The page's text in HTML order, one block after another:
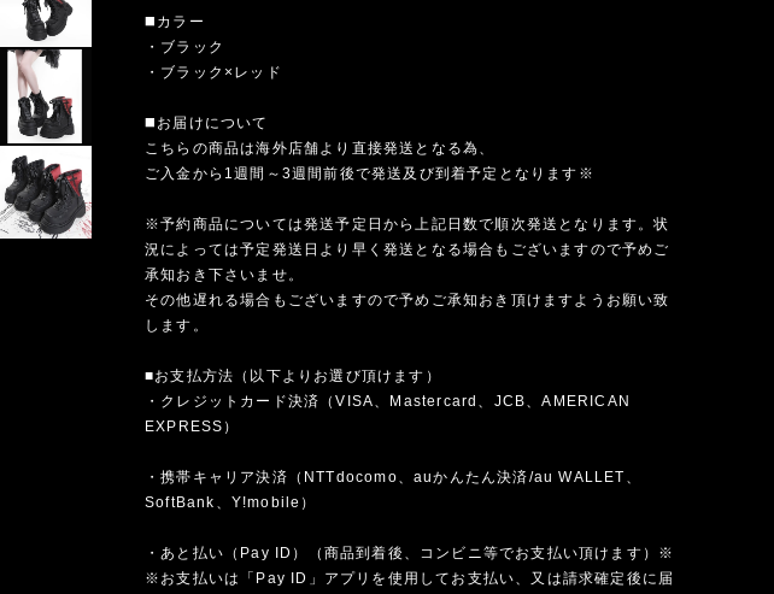
◼️カラー
・ブラック
・ブラック×レッド
◼️お届けについて
こちらの商品は海外店舗より直接発送となる為、
ご入金から1週間～3週間前後で発送及び到着予定となります※
※予約商品については発送予定日から上記日数で順次発送となります。状
況によっては予定発送日より早く発送となる場合もございますので予めご
承知おき下さいませ。
その他遅れる場合もございますので予めご承知おき頂けますようお願い致
します。
■お支払方法（以下よりお選び頂けます）
・クレジットカード決済（VISA、Mastercard、JCB、AMERICAN
EXPRESS）
・携帯キャリア決済（NTTdocomo、auかんたん決済/au WALLET、
SoftBank、Y!mobile）
・あと払い（Pay ID）（商品到着後、コンビニ等でお支払い頂けます）※
※お支払いは「Pay ID」アプリを使用してお支払い、又は請求確定後に届